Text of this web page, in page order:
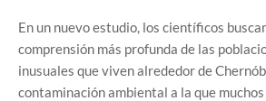
En un nuevo estudio, los científicos
comprensión más profunda de las
inusuales que viven alrededor de
contaminación ambiental a la que